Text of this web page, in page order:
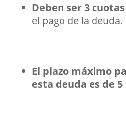
Deben ser 3
el pago de la deuda.
El plazo máximo
esta deuda es de 5